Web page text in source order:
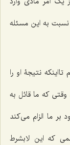
به این مسئله
نتیجۀ او را
که ما قائل به
ما الزام می‌کند
که این لابشرط